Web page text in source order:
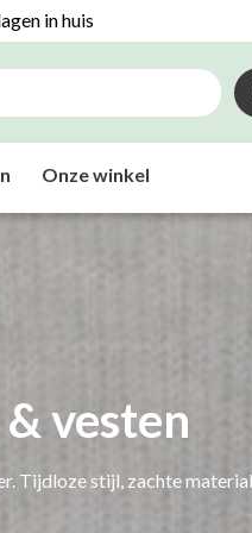
in huis
Onze winkel
vesten
Tijdloze stijl, zachte